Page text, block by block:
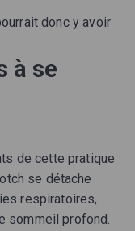
donc y avoir
à se
de cette pratique
se détache
respiratoires,
sommeil profond.